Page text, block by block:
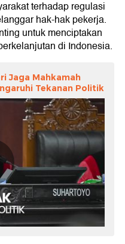
terhadap regulasi
hak-hak pekerja.
untuk menciptakan
di Indonesia.
Jaga Mahkamah
Tekanan Politik